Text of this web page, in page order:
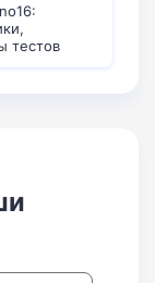
тестов